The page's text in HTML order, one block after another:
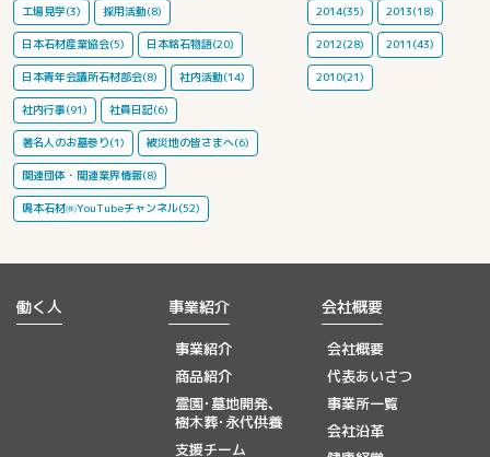
工場見学(3) 採用活動(8)
日本石材産業協会(5) 日本銘石物語(20)
日本青年会議所石材部会(8) 社内活動(14)
社内行事(91) 社員日記(6)
著名人のお墓参り(1) 被災地の皆さまへ(6)
関連団体・関連業界情報(8)
鳴本石材㈱YouTubeチャンネル(52)
2014(35) 2013(18)
2012(28) 2011(43)
2010(21)
働く人 事業紹介
事業紹介
商品紹介
霊園･墓地開発、
樹木葬･永代供養
支援チーム
会社概要
会社概要
代表あいさつ
事業所一覧
会社沿革